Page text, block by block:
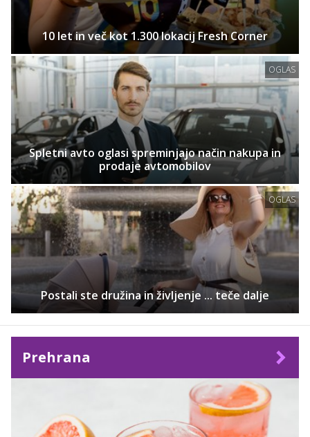
10 let in več kot 1.300 lokacij Fresh Corner
OGLAS
Spletni avto oglasi spreminjajo način nakupa in
prodaje avtomobilov
OGLAS
Postali ste družina in življenje ... teče dalje
Prehrana